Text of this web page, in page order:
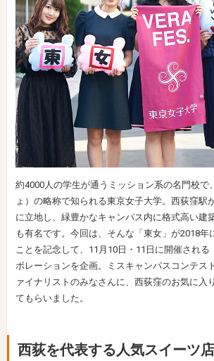
約4000人の学生が通うミッション系の名門校で
ょ）の略称で知られる東京女子大学。西荻窪駅
に立地し、緑豊かなキャンパス内に格式高い建
も有名です。今回は、そんな「東女」が2018年
ことを記念して、11月10日・11日に開催される
ボレーションを企画。ミスキャンパスコンテス
ァイナリストのみなさんに、西荻窪のお気に入
てもらいました。
西荻を代表する人気スイーツ